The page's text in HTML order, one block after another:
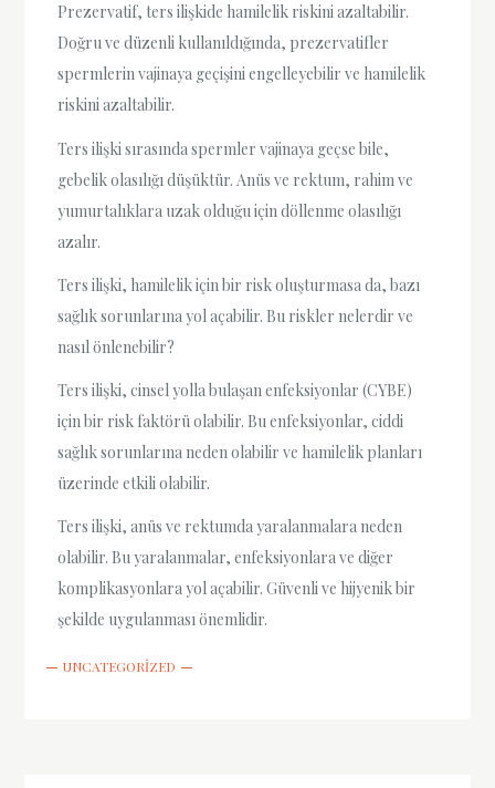
Prezervatif, ters ilişkide hamilelik riskini azaltabilir.
Doğru ve düzenli kullanıldığında, prezervatifler
spermlerin vajinaya geçişini engelleyebilir ve hamilelik
riskini azaltabilir.
Ters ilişki sırasında spermler vajinaya geçse bile,
gebelik olasılığı düşüktür. Anüs ve rektum, rahim ve
yumurtalıklara uzak olduğu için döllenme olasılığı
azalır.
Ters ilişki, hamilelik için bir risk oluşturmasa da, bazı
sağlık sorunlarına yol açabilir. Bu riskler nelerdir ve
nasıl önlenebilir?
Ters ilişki, cinsel yolla bulaşan enfeksiyonlar (CYBE)
için bir risk faktörü olabilir. Bu enfeksiyonlar, ciddi
sağlık sorunlarına neden olabilir ve hamilelik planları
üzerinde etkili olabilir.
Ters ilişki, anüs ve rektumda yaralanmalara neden
olabilir. Bu yaralanmalar, enfeksiyonlara ve diğer
komplikasyonlara yol açabilir. Güvenli ve hijyenik bir
şekilde uygulanması önemlidir.
UNCATEGORIZED